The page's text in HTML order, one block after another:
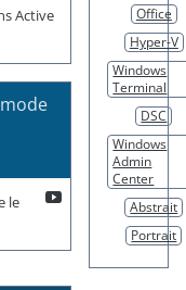
Active
le
Office
Hyper-V
Windows
Terminal
DSC
Windows
Admin
Center
Abstrait
Portrait